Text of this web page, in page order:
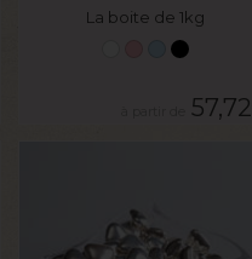
La boite de 1kg
57,72